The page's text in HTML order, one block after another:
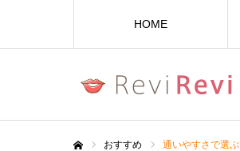
HOME
おすすめ 通いやすさで選ぶ